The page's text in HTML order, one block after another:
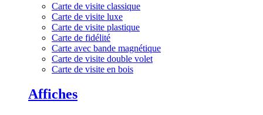
Carte de visite classique
Carte de visite luxe
Carte de visite plastique
Carte de fidélité
Carte avec bande magnétique
Carte de visite double volet
Carte de visite en bois
Affiches